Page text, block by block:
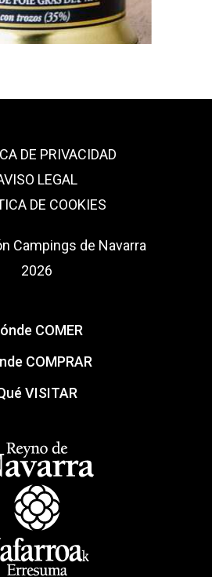
DE PRIVACIDAD
LEGAL
DE COOKIES
Campings de Navarra
2026
COMER
COMPRAR
VISITAR